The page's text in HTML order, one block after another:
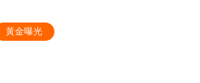
黃金曝光